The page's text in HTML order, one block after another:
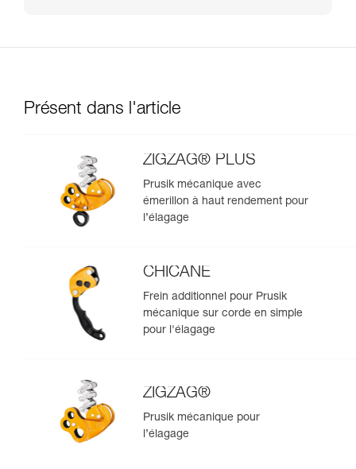
Présent dans l'article
ZIGZAG® PLUS
Prusik mécanique avec
émerillon à haut rendement pour
l’élagage
CHICANE
Frein additionnel pour Prusik
mécanique sur corde en simple
pour l'élagage
ZIGZAG®
Prusik mécanique pour
l’élagage